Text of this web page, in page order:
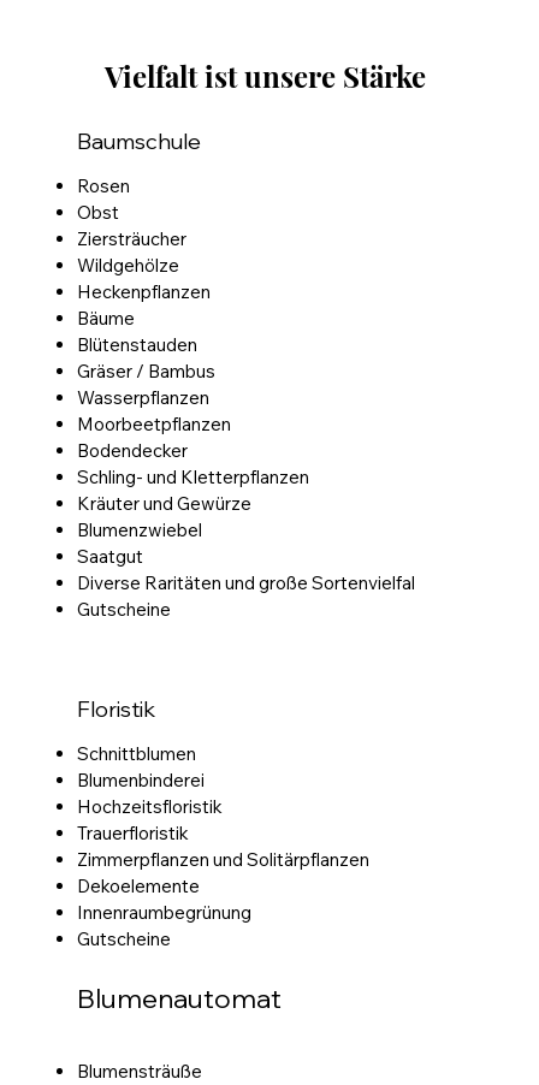
Baumschule
Rosen
Obst
Ziersträucher
Wildgehölze
Heckenpflanzen
Bäume
Blütenstauden
Gräser / Bambus
Wasserpflanzen
Moorbeetpflanzen
Bodendecker
Schling- und Kletterpflanzen
Kräuter und Gewürze
Blumenzwiebel
Saatgut
Diverse Raritäten und große Sortenvielfal
Gutscheine
Floristik
Schnittblumen
Blumenbinderei
Hochzeitsfloristik
Trauerfloristik
Zimmerpflanzen und Solitärpflanzen
Dekoelemente
Innenraumbegrünung
Gutscheine
Blumenautomat
Blumensträuße
Vielfalt ist unsere Stärke